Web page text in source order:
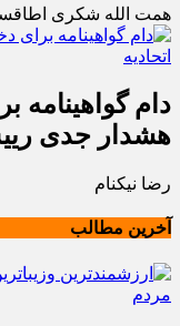
همت الله شکری
دام گواهینامه
هشدار جدی
رضا نیکنام
آخرین مطالب